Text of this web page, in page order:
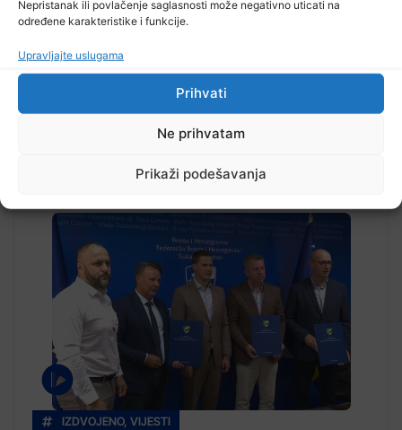
Nepristanak ili povlačenje saglasnosti može negativno uticati na
određene karakteristike i funkcije.
Upravljajte uslugama
Prihvati
Ne prihvatam
Prikaži podešavanja
IZDVOJENO, VIJESTI